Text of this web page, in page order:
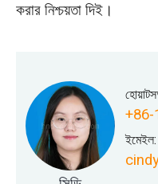
করার নিশ্চয়তা দিই।
ইমেইল: